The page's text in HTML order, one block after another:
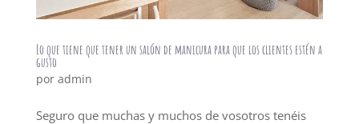
Lo que tiene que tener un salón de manicura para que los clientes estén a
gusto
por admin
Seguro que muchas y muchos de vosotros tenéis